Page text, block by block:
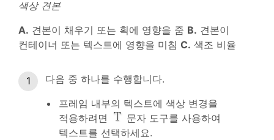
색상 견본
A. 견본이 채우기 또는 획에 영향을 줌 B. 견본이
컨테이너 또는 텍스트에 영향을 미침 C. 색조 비율
다음 중 하나를 수행합니다.
프레임 내부의 텍스트에 색상 변경을
적용하려면
문자 도구를 사용하여
텍스트를 선택하세요.